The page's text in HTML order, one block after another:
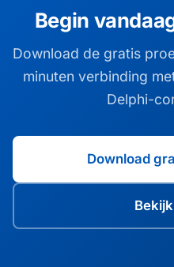
Begin
Download de gratis
minuten verbinding
Delphi-
Download